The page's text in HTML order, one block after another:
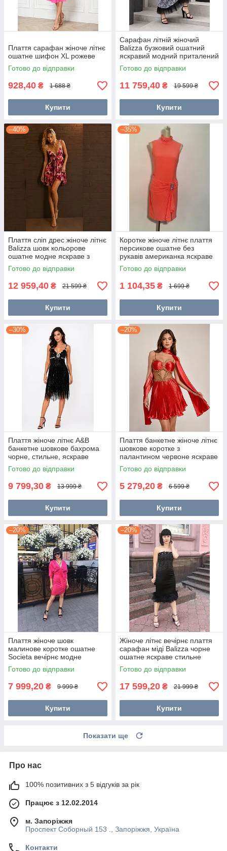
Плаття сарафан жіноче літнє
ошатне шифон XL рожеве
Готово до відправки
928,40 ₴ 1 688 ₴
Купити
Сарафан літній жіночий
Balizza бузковий ошатний
яскравий модний приталений
Готово до відправки
11 759,40 ₴ 19 599 ₴
Купити
–40%
Плаття сліп дрес жіноче літнє
Balizza шовк кольорове
ошатне модне яскраве з
бретелями в стразах
Готово до відправки
12 959,40 ₴ 21 599 ₴
Купити
–35%
Коротке жіноче літнє плаття
персикове ошатне без
рукавів американка яскраве
модне стильне
Готово до відправки
1 104,35 ₴ 1 699 ₴
Купити
–30%
Плаття жіноче літнє A&B
банкетне шовкове бахрома
чорне, стильне, яскраве
модне
Готово до відправки
9 799,30 ₴ 13 999 ₴
Купити
–20%
Плаття банкетне жіноче літнє
шовкове коротке з
палантином червоне яскраве
модне стильне 38
Готово до відправки
5 279,20 ₴ 6 599 ₴
Купити
–20%
Плаття жіноче шовк
малинове коротке ошатне
Societa вечірнє модне
яскраве
Готово до відправки
7 999,20 ₴ 9 999 ₴
Купити
–20%
Жіноче літнє вечірнє плаття
сарафан міді Balizza чорне
ошатне яскраве стильне
молодіжне
Готово до відправки
17 599,20 ₴ 21 999 ₴
Купити
Показати ще
Про нас
100% позитивних з 5 відгуків за рік
Працює з 12.02.2014
м. Запоріжжя
Проспект Соборный 153 ., Запоріжжя, Україна
Контакти